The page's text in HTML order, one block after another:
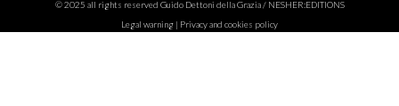
© 2025 all rights reserved Guido Dettoni della Grazia/ NESHER:EDITIONS
Legal warning | Privacy and cookies policy